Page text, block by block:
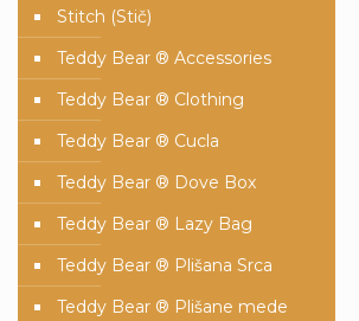
Stitch (Stič)
Teddy Bear ® Accessories
Teddy Bear ® Clothing
Teddy Bear ® Cucla
Teddy Bear ® Dove Box
Teddy Bear ® Lazy Bag
Teddy Bear ® Plišana Srca
Teddy Bear ® Plišane mede